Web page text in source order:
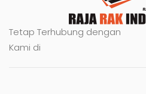
Tetap Terhubung dengan
Kami di